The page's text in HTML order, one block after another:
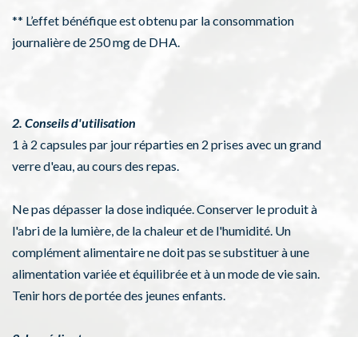
** L’effet bénéfique est obtenu par la consommation
journalière de 250 mg de DHA.
2. Conseils d'utilisation
1 à 2 capsules par jour réparties en 2 prises avec un grand
verre d'eau, au cours des repas.
Ne pas dépasser la dose indiquée. Conserver le produit à
l'abri de la lumière, de la chaleur et de l'humidité. Un
complément alimentaire ne doit pas se substituer à une
alimentation variée et équilibrée et à un mode de vie sain.
Tenir hors de portée des jeunes enfants.